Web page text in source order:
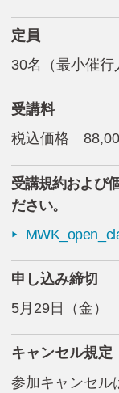
定員
30名（最小催行
受講料
税込価格
受講規約および
ださい。
▶
申し込み締切
5月29日（金）
キャンセル規定
参加キャンセル